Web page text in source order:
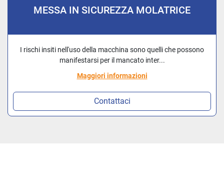
MESSA IN SICUREZZA MOLATRICE
I rischi insiti nell'uso della macchina sono quelli che possono
manifestarsi per il mancato inter...
Maggiori informazioni
Contattaci